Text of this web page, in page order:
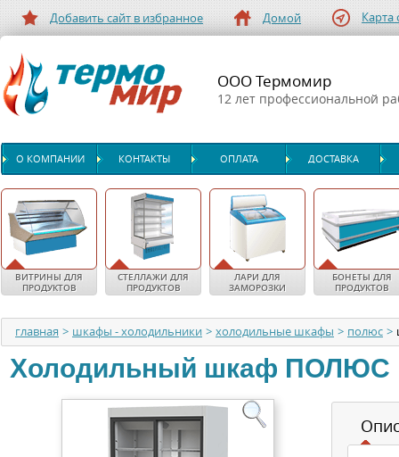
Добавить сайт в избранное Домой Карта
ООО Термомир
12 лет профессиональной
О КОМПАНИИ КОНТАКТЫ ОПЛАТА ДОСТАВКА
ВИТРИНЫ ДЛЯ
ПРОДУКТОВ
СТЕЛЛАЖИ ДЛЯ
ПРОДУКТОВ
ЛАРИ ДЛЯ
ЗАМОРОЗКИ
БОНЕТЫ ДЛЯ
ПРОДУКТОВ
главная > шкафы - холодильники > холодильные шкафы > полюс >
Холодильный шкаф ПОЛЮС